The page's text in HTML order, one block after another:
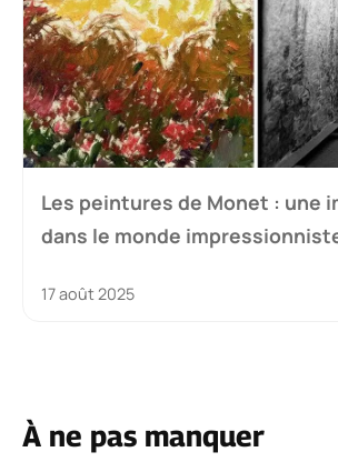
Les peintures de Monet : une
dans le monde
17 août 2025
À ne pas manquer